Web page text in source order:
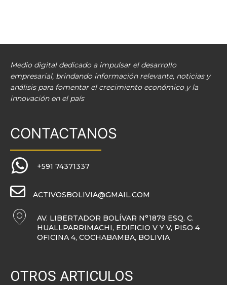
Medio digital dedicado a impulsar el desarrollo
empresarial, brindando información relevante, noticias y
análisis para fomentar el crecimiento económico y la
innovación en el país
CONTACTANOS
+591 74371337
ACTIVOSBOLIVIA@GMAIL.COM
AV. LIBERTADOR BOLÍVAR N°1879 ESQ. C.
HUALLPARRIMACHI, EDIFICIO V Y V, PISO 4
OFICINA 4, COCHABAMBA, BOLIVIA
OTROS ARTICULOS